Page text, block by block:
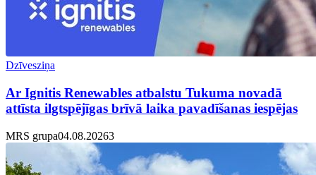
Dzīvesziņa
Ar Ignitis Renewables atbalstu Tukuma novadā
attīsta ilgtspējīgas brīvā laika pavadīšanas iespējas
MRS grupa04.08.20263